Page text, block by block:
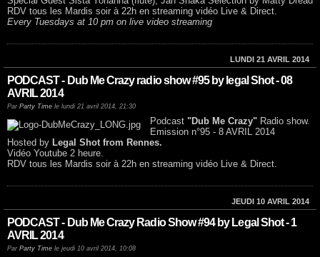
RDV tous les Mardis soir à 22h en streaming vidéo Live & Direct.
Every Tuesdays at 10 pm on live video streaming
LUNDI 21 AVRIL 2014
PODCAST - Dub Me Crazy radio show #95 by legal Shot - 08
AVRIL 2014
Par Party Time le lundi 21 avril 2014, 21:30
Podcast "Dub Me Crazy" Radio show.
Emission n°95 - 8 AVRIL 2014
Hosted by Legal Shot from Rennes.
Vidéo Youtube 2 heure.
RDV tous les Mardis soir à 22h en streaming vidéo Live & Direct.
JEUDI 10 AVRIL 2014
PODCAST - Dub Me Crazy Radio Show #94 by Legal Shot - 1
AVRIL 2014
Par Party Time le jeudi 10 avril 2014, 10:08